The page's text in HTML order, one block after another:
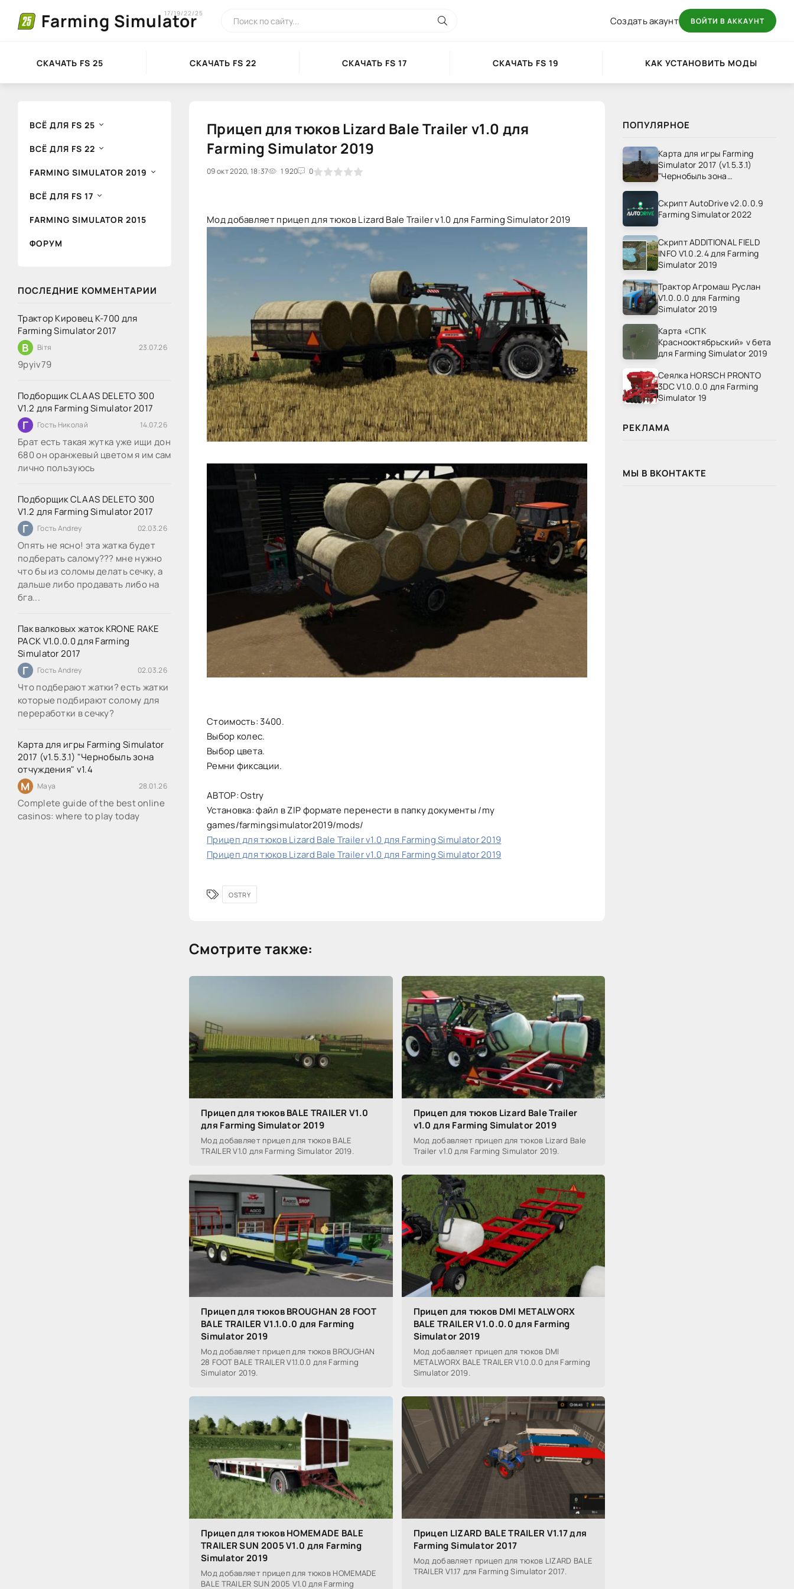
Farming Simulator
17/19/22/25
Создать акаунт ВОЙТИ В АККАУНТ
СКАЧАТЬ FS 25 СКАЧАТЬ FS 22 СКАЧАТЬ FS 17 СКАЧАТЬ FS 19 КАК УСТАНОВИТЬ МОДЫ
ВСЁ ДЛЯ FS 25
ВСЁ ДЛЯ FS 22
FARMING SIMULATOR 2019
ВСЁ ДЛЯ FS 17
FARMING SIMULATOR 2015
ФОРУМ
ПОСЛЕДНИЕ КОММЕНТАРИИ
Трактор Кировец К-700 для
Farming Simulator 2017
В Вітя 23.07.26
9руіv79
Подборщик CLAAS DELETO 300
V1.2 для Farming Simulator 2017
Г Гость Николай 14.07.26
Брат есть такая жутка уже ищи дон
680 он оранжевый цветом я им сам
лично пользуюсь
Подборщик CLAAS DELETO 300
V1.2 для Farming Simulator 2017
Г Гость Andrey 02.03.26
Опять не ясно! эта жатка будет
подберать салому??? мне нужно
что бы из соломы делать сечку, а
дальше либо продавать либо на
бга...
Пак валковых жаток KRONE RAKE
PACK V1.0.0.0 для Farming
Simulator 2017
Г Гость Andrey 02.03.26
Что подберают жатки? есть жатки
которые подбирают солому для
переработки в сечку?
Карта для игры Farming Simulator
2017 (v1.5.3.1) "Чернобыль зона
отчуждения" v1.4
M Maya 28.01.26
Complete guide of the best online
casinos: where to play today
Прицеп для тюков Lizard Bale Trailer v1.0 для
Farming Simulator 2019
09 окт 2020, 18:37 1 920 0
1 2 3 4 5
Мод добавляет прицеп для тюков Lizard Bale Trailer v1.0 для Farming Simulator 2019
Стоимость: 3400.
Выбор колес.
Выбор цвета.
Ремни фиксации.
АВТОР: Ostry
Установка: файл в ZIP формате перенести в папку документы /my
games/farmingsimulator2019/mods/
Прицеп для тюков Lizard Bale Trailer v1.0 для Farming Simulator 2019
Прицеп для тюков Lizard Bale Trailer v1.0 для Farming Simulator 2019
OSTRY
Смотрите также:
Прицеп для тюков BALE TRAILER V1.0
для Farming Simulator 2019
Мод добавляет прицеп для тюков BALE
TRAILER V1.0 для Farming Simulator 2019.
Прицеп для тюков Lizard Bale Trailer
v1.0 для Farming Simulator 2019
Мод добавляет прицеп для тюков Lizard Bale
Trailer v1.0 для Farming Simulator 2019.
Прицеп для тюков BROUGHAN 28 FOOT
BALE TRAILER V1.1.0.0 для Farming
Simulator 2019
Мод добавляет прицеп для тюков BROUGHAN
28 FOOT BALE TRAILER V1.1.0.0 для Farming
Simulator 2019.
Прицеп для тюков DMI METALWORX
BALE TRAILER V1.0.0.0 для Farming
Simulator 2019
Мод добавляет прицеп для тюков DMI
METALWORX BALE TRAILER V1.0.0.0 для Farming
Simulator 2019.
Прицеп для тюков HOMEMADE BALE
TRAILER SUN 2005 V1.0 для Farming
Simulator 2019
Мод добавляет прицеп для тюков HOMEMADE
BALE TRAILER SUN 2005 V1.0 для Farming
Прицеп LIZARD BALE TRAILER V1.17 для
Farming Simulator 2017
Мод добавляет прицеп для тюков LIZARD BALE
TRAILER V1.17 для Farming Simulator 2017.
ПОПУЛЯРНОЕ
Карта для игры Farming
Simulator 2017 (v1.5.3.1)
"Чернобыль зона
Скрипт AutoDrive v2.0.0.9
Farming Simulator 2022
Скрипт ADDITIONAL FIELD
INFO V1.0.2.4 для Farming
Simulator 2019
Трактор Агромаш Руслан
V1.0.0.0 для Farming
Simulator 2019
Карта «СПК
Краснооктябрьский» v бета
для Farming Simulator 2019
Сеялка HORSCH PRONTO
3DC V1.0.0.0 для Farming
Simulator 19
РЕКЛАМА
МЫ В ВКОНТАКТЕ